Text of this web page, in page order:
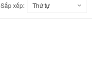
Sắp xếp: Thứ tự